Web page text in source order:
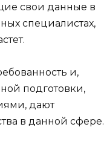
свои данные в
специалистах,
и,
подготовки,
дают
в данной сфере.